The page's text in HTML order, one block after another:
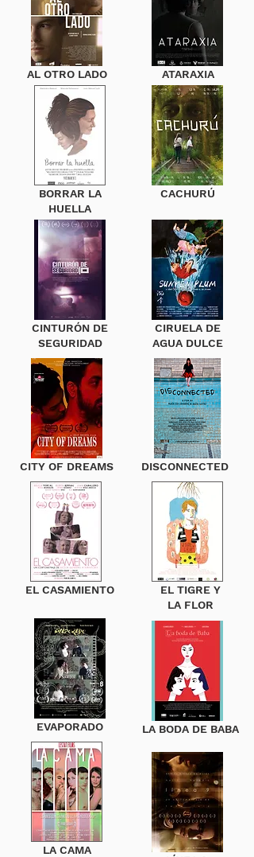
AL OTRO LADO ATARAXIA
BORRAR LA
HUELLA
CINTURÓN DE
SEGURIDAD
CACHURÚ
CIRUELA DE
AGUA DULCE
CITY OF DREAMS DISCONNECTED
EL TIGRE Y
LA FLOR
EVAPORADO LA BODA DE BABA
LA CAMA
EL CASAMIENTO